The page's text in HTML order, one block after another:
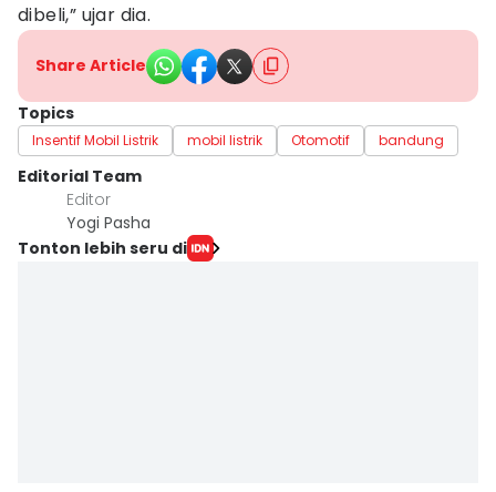
dibeli,” ujar dia.
Share Article
Topics
Insentif Mobil Listrik mobil listrik Otomotif bandung
Editorial Team
Editor
Yogi Pasha
Tonton lebih seru di